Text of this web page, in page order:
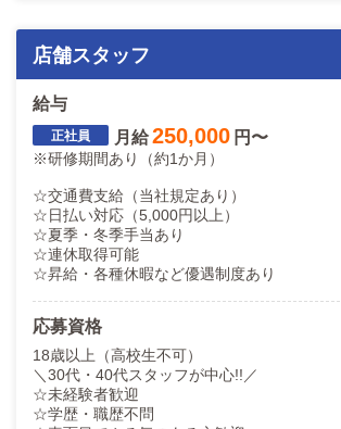
店舗スタッフ
給与
月給250,000 円〜
※研修期間あり（約1か月）
☆交通費支給（当社規定あり）
☆日払い対応（5,000円以上）
☆夏季・冬季手当あり
☆連休取得可能
☆昇給・各種休暇など優遇制度あり
応募資格
18歳以上（高校生不可）
＼30代・40代スタッフが中心!!／
☆未経験者歓迎
☆学歴・職歴不問